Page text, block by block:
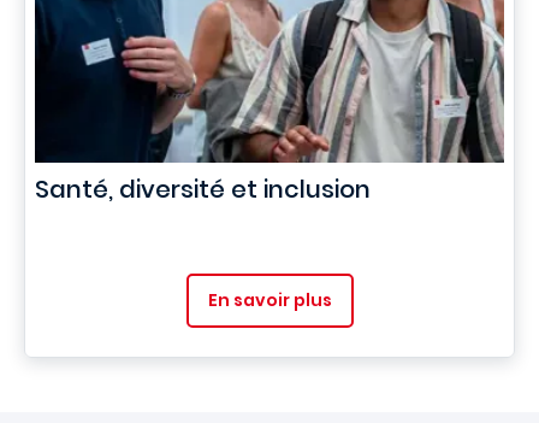
Santé, diversité et inclusion
En savoir plus